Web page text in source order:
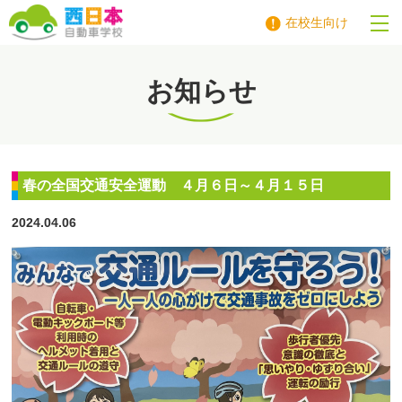
在校生向け
お知らせ
春の全国交通安全運動 ４月６日～４月１５日
2024.04.06